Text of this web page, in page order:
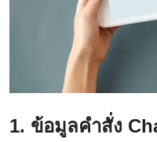
1. ข้อมูลคำสั่ง